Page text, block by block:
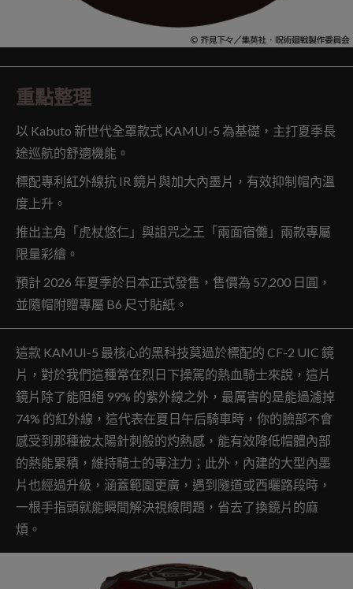
重點整理
以 Kabuto 新世代全罩款式 KAMUI-5 為基礎，主打夏季長
途巡航的舒適機能。
標配專利紅外線抗 IR 鏡片與加大內墨片，有效抑制帽內溫
度上升。
推出主角「虎杖悠仁」與詛咒之王「兩面宿儺」兩款專屬
限量彩繪。
預計 2026 年夏季於日本正式發售，售價為 57,200 日圓，
並隨帽附贈專屬 B6 尺寸貼紙。
這款 KAMUI-5 最核心的黑科技莫過於標配的 CF-2 UIC 鏡
片，對於我們這種常在烈日下操駕的熱血騎士來說，這片
鏡片除了能阻絕 99% 的紫外線之外，最厲害的是能過濾掉
74% 的紅外線，這代表在夏日午后騎車時，你的臉部不會
感受到那種被太陽針刺般的灼熱感，能有效降低帽體內部
的熱能累積，維持騎士的專注力；此外，內建的大型內墨
片也經過升級，涵蓋範圍更廣，遇到隧道或西曬路段時，
一根手指頭就能瞬間解決視線問題，省去了換鏡片的麻
煩。